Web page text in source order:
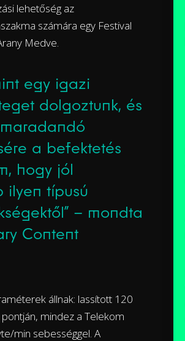
lehetőség az
számára egy Festival
Medve.
egy igazi
dolgoztunk, és
a befektetés
hogy jól
ilyen típusú
– mondta
Content
állnak: lassított 120
mindez a Telekom
min sebességgel. A